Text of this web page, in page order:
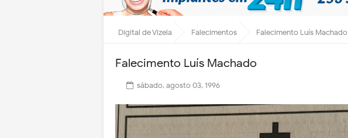
Digital de Vizela Falecimentos Falecimento Luís Machado
Falecimento Luís Machado
sábado, agosto 03, 1996